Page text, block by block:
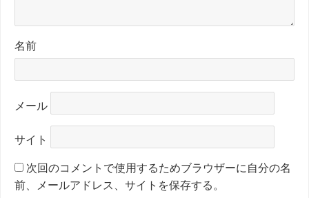
名前
メール
サイト
次回のコメントで使用するためブラウザーに自分の名
前、メールアドレス、サイトを保存する。